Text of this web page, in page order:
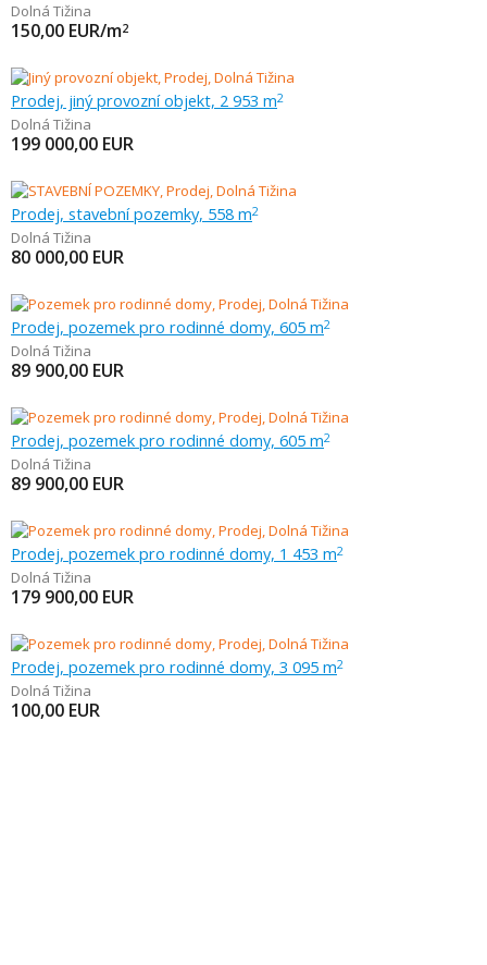
Dolná Tižina
150,00 EUR/m2
Prodej, jiný provozní objekt, 2 953 m2
Dolná Tižina
199 000,00 EUR
Prodej, stavební pozemky, 558 m2
Dolná Tižina
80 000,00 EUR
Prodej, pozemek pro rodinné domy, 605 m2
Dolná Tižina
89 900,00 EUR
Prodej, pozemek pro rodinné domy, 605 m2
Dolná Tižina
89 900,00 EUR
Prodej, pozemek pro rodinné domy, 1 453 m2
Dolná Tižina
179 900,00 EUR
Prodej, pozemek pro rodinné domy, 3 095 m2
Dolná Tižina
100,00 EUR